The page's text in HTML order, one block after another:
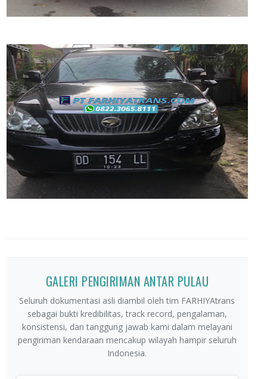
GALERI PENGIRIMAN ANTAR PULAU
Seluruh dokumentasi asli diambil oleh tim FARHIYAtrans
sebagai bukti kredibilitas, track record, pengalaman,
konsistensi, dan tanggung jawab kami dalam melayani
pengiriman kendaraan mencakup wilayah hampir seluruh
Indonesia.